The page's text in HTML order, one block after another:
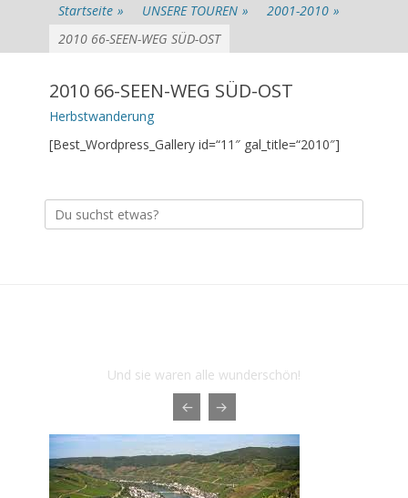
Startseite » UNSERE TOUREN » 2001-2010 »
2010 66-SEEN-WEG SÜD-OST
2010 66-SEEN-WEG SÜD-OST
Herbstwanderung
[Best_Wordpress_Gallery id=“11″ gal_title=“2010″]
Suche
nach:
Und sie waren alle wunderschön!